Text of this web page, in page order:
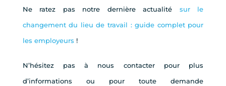
Ne ratez pas notre dernière actualité sur le
changement du lieu de travail : guide complet pour
les employeurs !
N’hésitez pas à nous contacter pour plus
d’informations ou pour toute demande